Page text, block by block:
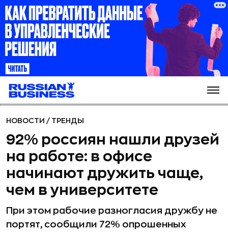
НОВОСТИ / ТРЕНДЫ
92% россиян нашли друзей
на работе: в офисе
начинают дружить чаще,
чем в университете
При этом рабочие разногласия дружбу не
портят, сообщили 72% опрошенных